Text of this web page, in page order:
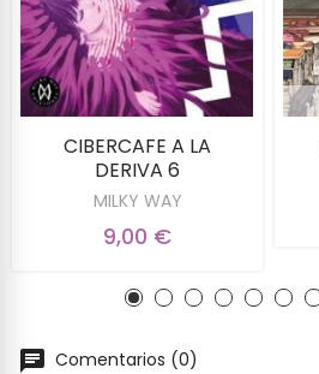
CIBERCAFE A LA
DERIVA 6
MILKY WAY
9,00 €
Comentarios (0)